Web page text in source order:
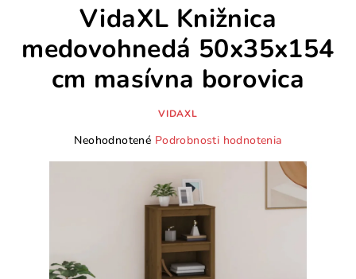
VidaXL Knižnica
medovohnedá 50x35x154
cm masívna borovica
VIDAXL
Priemerné
Neohodnotené Podrobnosti hodnotenia